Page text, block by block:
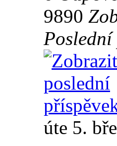
9890
Poslední
úte 5.